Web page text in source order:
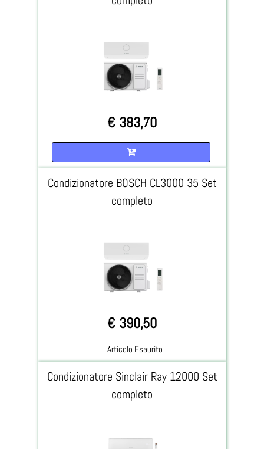
€ 383,70
Condizionatore BOSCH CL3000 35 Set
completo
€ 390,50
Articolo Esaurito
Condizionatore Sinclair Ray 12000 Set
completo